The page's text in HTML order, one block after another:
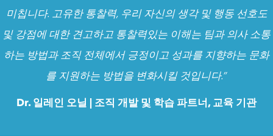
미칩니다. 고유한 통찰력, 우리 자신의 생각 및 행동 선호도
및 강점에 대한 견고하고 통찰력있는 이해는 팀과 의사 소통
하는 방법과 조직 전체에서 긍정이고 성과를 지향하는 문화
를 지원하는 방법을 변화시킬 것입니다.”
Dr. 일레인 오닐 | 조직 개발 및 학습 파트너, 교육 기관